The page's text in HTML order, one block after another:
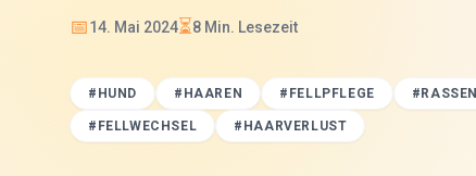
📅14. Mai 2024⏳8 Min. Lesezeit
# HUND # HAAREN # FELLPFLEGE # RASSEN
# FELLWECHSEL # HAARVERLUST